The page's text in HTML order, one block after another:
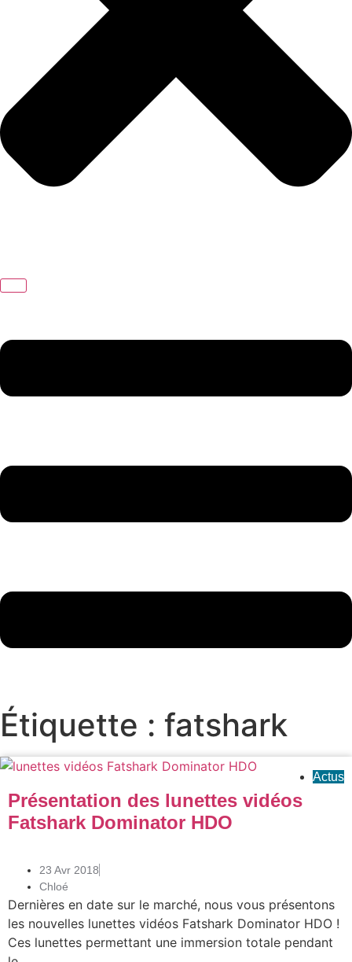
Étiquette : fatshark
Actus
Présentation des lunettes vidéos
Fatshark Dominator HDO
23 Avr 2018
Chloé
Dernières en date sur le marché, nous vous présentons
les nouvelles lunettes vidéos Fatshark Dominator HDO !
Ces lunettes permettant une immersion totale pendant